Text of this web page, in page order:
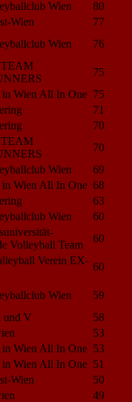
Wien
80
Wien
77
Wien 76
75
Wien All In One 75
71
70
70
Wien
69
Wien All In One 68
63
Wien
60
Volleyball Team
60
Verein EX-
60
Wien
59
und V
58
53
Wien All In One 53
Wien All In One 51
Wien
50
49